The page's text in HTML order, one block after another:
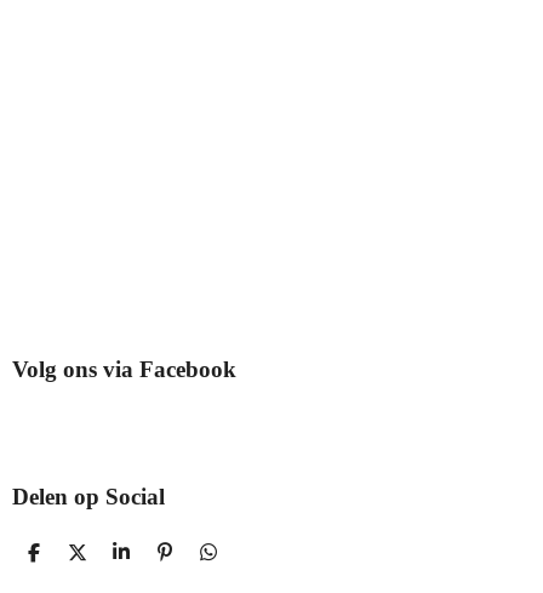
Volg ons via Facebook
Delen op Social
D
D
S
P
D